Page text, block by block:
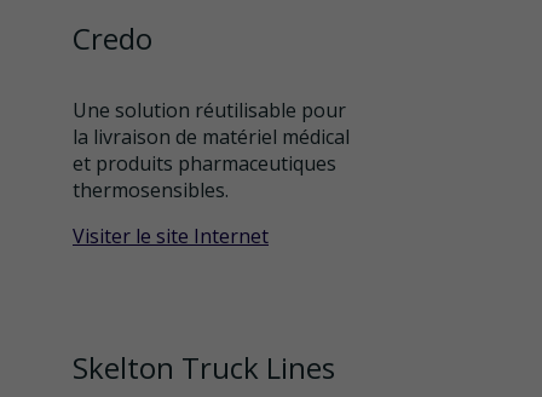
Credo
Une solution réutilisable pour
la livraison de matériel médical
et produits pharmaceutiques
thermosensibles.
Visiter le site Internet
Skelton Truck Lines